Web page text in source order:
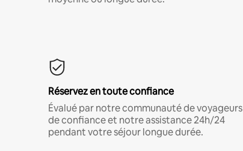
Réservez en toute confiance
Évalué par notre communauté de voyageurs
de confiance et notre assistance 24h/24
pendant votre séjour longue durée.